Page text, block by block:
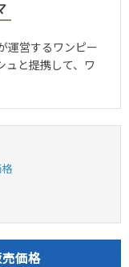
運営するワンピー
ュと提携して、ワ
価格